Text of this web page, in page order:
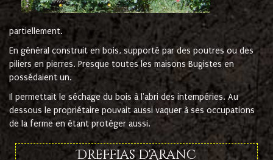
partiellement.
En général construit en bois, supporté par des poutres ou des
piliers en pierres. Presque toutes les maisons Bugistes en
possédaient un.
Il permettait le séchage du bois à l'abri des intempéries. Au
dessous le propriétaire pouvait aussi vaquer à ses occupations
de la ferme en étant protéger aussi.
Dreffias d'Aranc